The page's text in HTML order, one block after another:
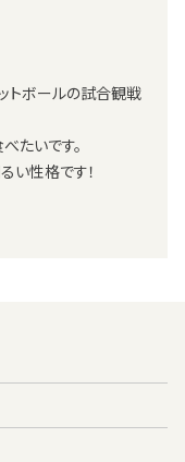
トボールの試合観戦
たいです。
い性格です！